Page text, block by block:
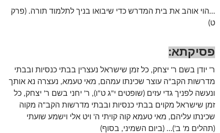
…הוי אוהב את בית המדרש כדי שיבואו בניך לתלמוד תורה. (פרק
ט)
פסיקתא:
ר' יודן בשם ר' יצחק, כל זמן שישראל נעצרין בבתי כנסיות ובבתי
מדרשות הקב"ה עוצר שכינתו עמהם, מאי טעמא, נעצרה נא אותך
ונעשה לפניך גדי עזים (שופטים י"ג ט"ו), ר' יחני בשם ר' יצחק, כל
זמן שישראל מקוים בבתי כנסיות ובבתי מדרשות הקב"ה מקוה
שכינתו עליהם, מאי טעמא קוה קויתי ה' ויט אלי וישמע שועתי
(תהלים מ' ב')… (ביום השמיני, בסוף)